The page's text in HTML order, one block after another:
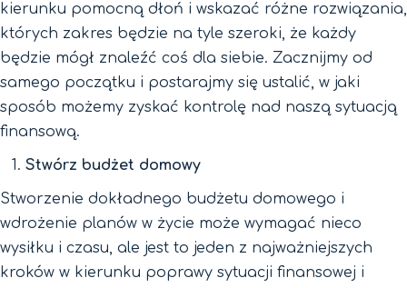
kierunku pomocną dłoń i wskazać różne rozwiązania,
których zakres będzie na tyle szeroki, że każdy
będzie mógł znaleźć coś dla siebie. Zacznijmy od
samego początku i postarajmy się ustalić, w jaki
sposób możemy zyskać kontrolę nad naszą sytuacją
finansową.
Stwórz budżet domowy
Stworzenie dokładnego budżetu domowego i
wdrożenie planów w życie może wymagać nieco
wysiłku i czasu, ale jest to jeden z najważniejszych
kroków w kierunku poprawy sytuacji finansowej i